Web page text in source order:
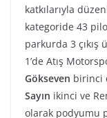
katkılarıyla
kategoride 43
parkurda 3 çıkış
1’de Atış
Gökseven birinci
Sayın ikinci ve
olarak podyumu